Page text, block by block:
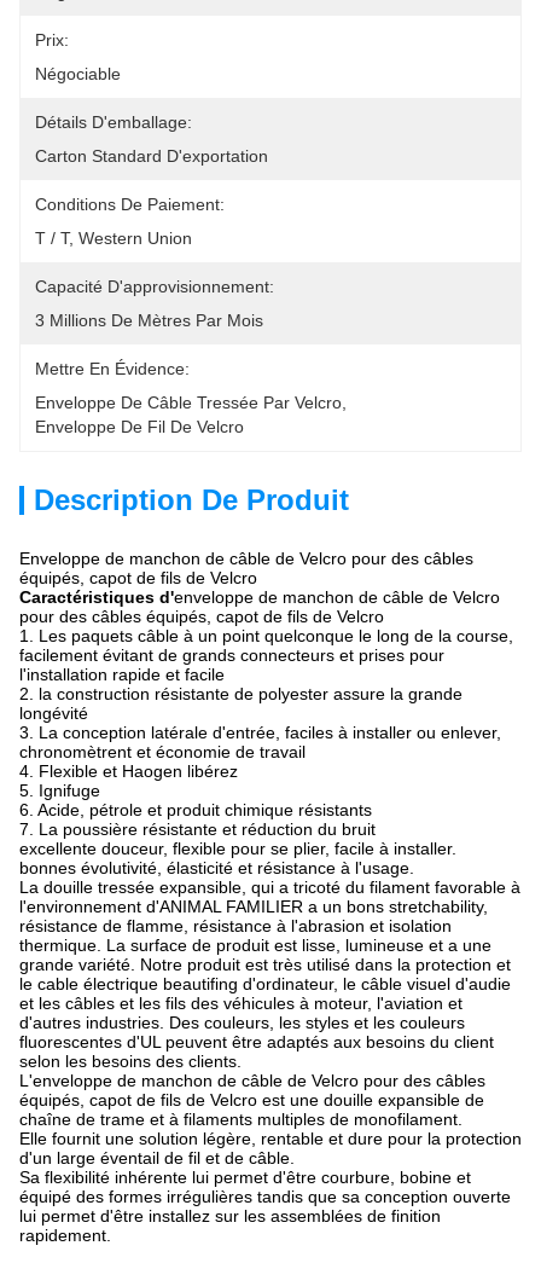
Prix:
Négociable
Détails D'emballage:
Carton Standard D'exportation
Conditions De Paiement:
T / T, Western Union
Capacité D'approvisionnement:
3 Millions De Mètres Par Mois
Mettre En Évidence:
Enveloppe De Câble Tressée Par Velcro
Enveloppe De Fil De Velcro
Description De Produit
Enveloppe de manchon de câble de Velcro pour des câbles
équipés, capot de fils de Velcro
Caractéristiques d'enveloppe de manchon de câble de Velcro
pour des câbles équipés, capot de fils de Velcro
1. Les paquets câble à un point quelconque le long de la course,
facilement évitant de grands connecteurs et prises pour
l'installation rapide et facile
2. la construction résistante de polyester assure la grande
longévité
3. La conception latérale d'entrée, faciles à installer ou enlever,
chronomètrent et économie de travail
4. Flexible et Haogen libérez
5. Ignifuge
6. Acide, pétrole et produit chimique résistants
7. La poussière résistante et réduction du bruit
excellente douceur, flexible pour se plier, facile à installer.
bonnes évolutivité, élasticité et résistance à l'usage.
La douille tressée expansible, qui a tricoté du filament favorable à
l'environnement d'ANIMAL FAMILIER a un bons stretchability,
résistance de flamme, résistance à l'abrasion et isolation
thermique. La surface de produit est lisse, lumineuse et a une
grande variété. Notre produit est très utilisé dans la protection et
le cable électrique beautifing d'ordinateur, le câble visuel d'audie
et les câbles et les fils des véhicules à moteur, l'aviation et
d'autres industries. Des couleurs, les styles et les couleurs
fluorescentes d'UL peuvent être adaptés aux besoins du client
selon les besoins des clients.
L'enveloppe de manchon de câble de Velcro pour des câbles
équipés, capot de fils de Velcro est une douille expansible de
chaîne de trame et à filaments multiples de monofilament.
Elle fournit une solution légère, rentable et dure pour la protection
d'un large éventail de fil et de câble.
Sa flexibilité inhérente lui permet d'être courbure, bobine et
équipé des formes irrégulières tandis que sa conception ouverte
lui permet d'être installez sur les assemblées de finition
rapidement.